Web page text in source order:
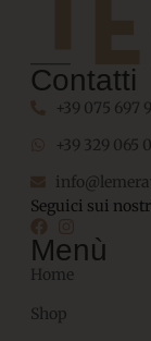
Contatti
+39 075 697
+39 329 065
Seguici sui
Menù
Home
Shop